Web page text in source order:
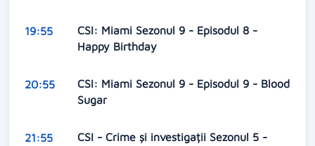
19:55
CSI: Miami Sezonul 9 - Episodul 8 -
Happy Birthday
20:55
CSI: Miami Sezonul 9 - Episodul 9 - Blood
Sugar
21:55
CSI - Crime și investigații Sezonul 5 -